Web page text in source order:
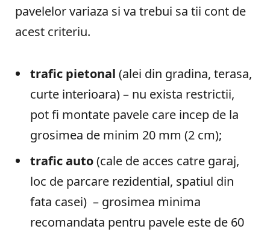
pavelelor variaza si va trebui sa tii cont de
acest criteriu.
trafic pietonal (alei din gradina, terasa,
curte interioara) – nu exista restrictii,
pot fi montate pavele care incep de la
grosimea de minim 20 mm (2 cm);
trafic auto(cale de acces catre garaj,
loc de parcare rezidential, spatiul din
fata casei) – grosimea minima
recomandata pentru pavele este de 60